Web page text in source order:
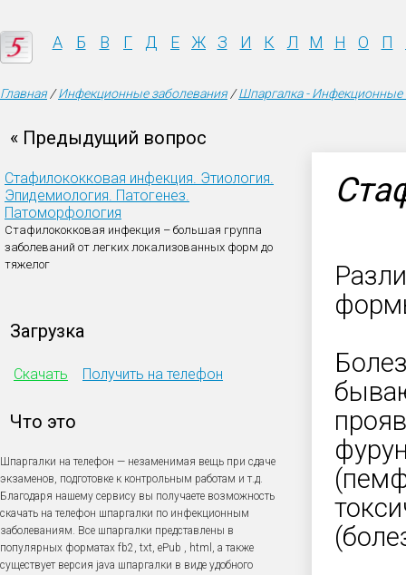
А Б В Г Д Е Ж З И К Л М Н О П
Главная/Инфекционные заболевания/Шпаргалка - Инфекционные
« Предыдущий вопрос
Стафилококковая инфекция. Этиология.
Эпидемиология. Патогенез.
Патоморфология
Стафилококковая инфекция – большая группа
заболеваний от легких локализованных форм до
тяжелог
Загрузка
Скачать Получить на телефон
Что это
Шпаргалки на телефон — незаменимая вещь при сдаче
экзаменов, подготовке к контрольным работам и т.д.
Благодаря нашему сервису вы получаете возможность
скачать на телефон шпаргалки по инфекционным
заболеваниям. Все шпаргалки представлены в
популярных форматах fb2, txt, ePub , html, а также
существует версия java шпаргалки в виде удобного